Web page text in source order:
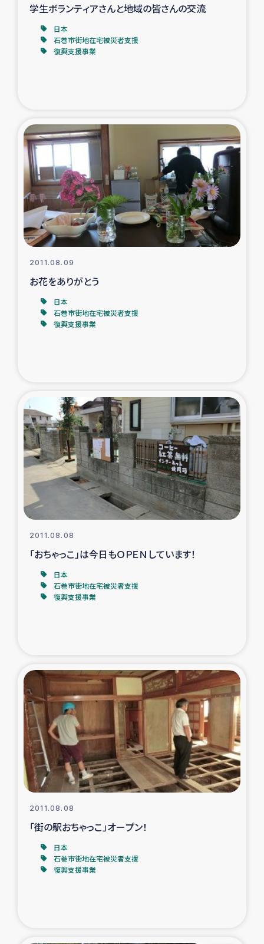
ミャンマー緊急支援
タイ国境ミャンマー移民子ども支援
漁民によるマングローブ植林活動
レバノンでのシリア難民への食糧・越冬支援
レバノンにおける緊急支援
レバノンでのシリア難民への教育支援事業
レバノンでのシリア難民・レバノン人への農業支援
石巻市街地在宅被災者支援
復興応援隊の活動
仮設住宅生活支援・農業復興支援
漁業復興支援
経済自立支援事業
ガザ地区での公園の緑化を通じた支援事業
ガザ地区における被災住民への緊急支援
ガザ地区酪農を通した女性グループの生計支援
ふりかけ普及と食生活改善による栄養改善事業
女性の生計向上を通じた子どもの栄養改善事業
学生ボランティアさんと地域の皆さんの交流
日本
石巻市街地在宅被災者支援
復興支援事業
2011.08.09
お花をありがとう
日本
石巻市街地在宅被災者支援
復興支援事業
2011.08.08
「おちゃっこ」は今日もＯＰＥＮしています！
日本
石巻市街地在宅被災者支援
復興支援事業
2011.08.08
「街の駅おちゃっこ」オープン！
日本
石巻市街地在宅被災者支援
復興支援事業